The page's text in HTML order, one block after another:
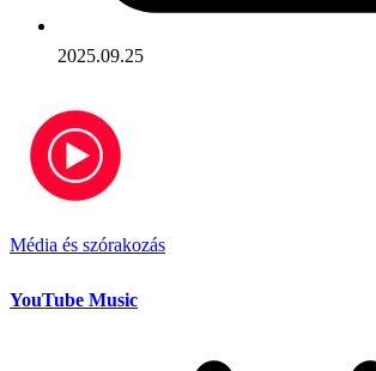
2025.09.25
Média és szórakozás
YouTube Music